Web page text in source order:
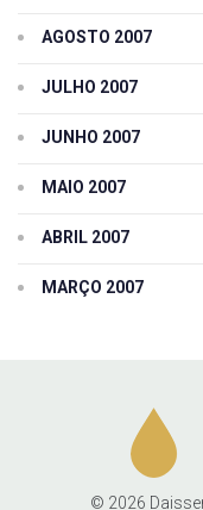
AGOSTO 2007
JULHO 2007
JUNHO 2007
MAIO 2007
ABRIL 2007
MARÇO 2007
© 2026